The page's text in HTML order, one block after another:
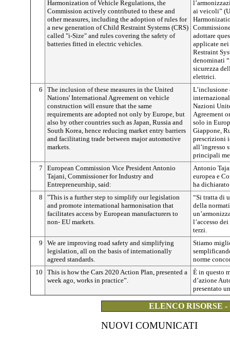
Harmonization of Vehicle Regulations, the
Commission actively contributed to these and
other measures, including the adoption of rules for
a new generation of Child Restraint Systems (CRS)
called "i-Size" and rules covering the safety of
batteries fitted in electric vehicles.
ai veicoli”
adottare
applicate
Restraint
denominati
sicurezza
elettrici.
6
The inclusion of these measures in the United
Nations' International Agreement on vehicle
construction will ensure that the same
requirements are adopted not only by Europe, but
also by other countries such as Japan, Russia and
South Korea, hence reducing market entry barriers
and facilitating trade between major automotive
markets.
L’inclusione
Nazioni
Agreement
solo in
Giappone,
prescrizioni
all’ingresso
principali
7
European Commission Vice President Antonio
Tajani, Commissioner for Industry and
Entrepreneurship, said:
Antonio
europea e
ha
8
"This is a further step to simplify our legislation
and promote international harmonisation that
facilitates access by European manufacturers to
non- EU markets.
“Si tratta di
della
l’accesso
terzi.
9
We are improving road safety and simplifying
legislation, all on the basis of internationally
agreed standards.
Stiamo
norme
10
This is how the Cars 2020 Action Plan, presented a
week ago, works in practice”.
È in questo
d’azione
presentato
ELENCO RISORSE
NUOVI COMUNICATI